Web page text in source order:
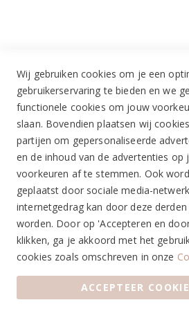
Industrieweg 3 GH
5688 DP Oirschot
Telefoon:
+31 (0)499 377 311
WhatsApp:
+31 (0)6 291 00 419
info@ruiterstad.nl
Openingstijden:
Maandag: 13.00 - 17.00u
Woensdag: 10.00 - 17.00u
Wij gebruiken cookies om je een
gebruikerservaring te bieden en we
functionele cookies om jouw
slaan. Bovendien plaatsen wij
partijen om gepersonaliseerde
en de inhoud van de advertenties op
voorkeuren af te stemmen. Ook
geplaatst door sociale media-
internetgedrag kan door deze derden
worden. Door op 'Accepteren en
klikken, ga je akkoord met het
cookies zoals omschreven in onze
ACCEPTEER